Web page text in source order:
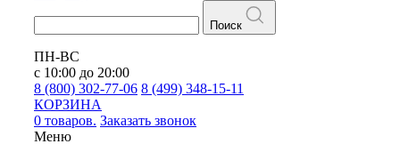
Поиск
ПН-ВС
с 10:00 до 20:00
8 (800) 302-77-06 8 (499) 348-15-11
КОРЗИНА
0 товаров. Заказать звонок
Меню